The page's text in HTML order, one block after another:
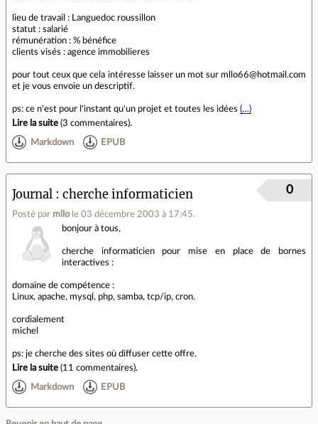
lieu de travail : Languedoc roussillon
statut : salarié
rémunération : % bénéfice
clients visés : agence immobilieres
pour tout ceux que cela intéresse laisser un mot sur mllo66@hotmail.com
et je vous envoie un descriptif.
ps: ce n'est pour l'instant qu'un projet et toutes les idées (…)
Lire la suite (3 commentaires).
Markdown EPUB
Journal cherche informaticien
Posté par mllo le 03 décembre 2003 à 17:45.
0
bonjour à tous,
cherche informaticien pour mise en place de bornes
interactives :
domaine de compétence :
Linux, apache, mysql, php, samba, tcp/ip, cron.
cordialement
michel
ps: je cherche des sites où diffuser cette offre.
Lire la suite (11 commentaires).
Markdown EPUB